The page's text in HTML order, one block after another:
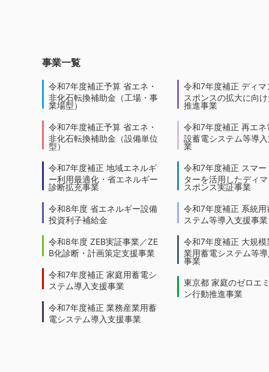
事業一覧
令和7年度補正予算 省エネ・
非化石転換補助金（工場・事
業場型）
令和7年度補正予算 省エネ・
非化石転換補助金（設備単位
型）
令和7年度補正 地域エネルギ
ー利用最適化・省エネルギー
診断拡充事業
令和8年度 省エネルギー設備
投資利子補給金
令和8年度 ZEB実証事業／ZE
B化診断・計画策定支援事業
令和7年度補正 家庭用蓄電シ
ステム導入支援事業
令和7年度補正 業務産業用蓄
電システム導入支援事業
令和7年度補正 ディマ
スポンスの拡大に向
推進事業
令和7年度補正 再エネ
設蓄電システム等導
業
令和7年度補正 スマー
ターを活用したディ
スポンス実証事業
令和7年度補正 系統用
ステム等導入支援事業
令和7年度補正 大規模
業用蓄電システム等
事業
東京都 家庭のゼロエ
ン行動推進事業